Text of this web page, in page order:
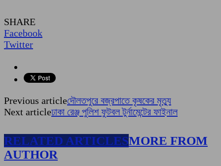
SHARE
Facebook
Twitter
Previous articleদৌলতপুরে বজ্রপাতে কৃষকের মৃত্যু
Next articleঢাকা রেঞ্জ পুলিশ ফুটবল টুর্নামেন্টের ফাইনাল
RELATED ARTICLESMORE FROM
AUTHOR